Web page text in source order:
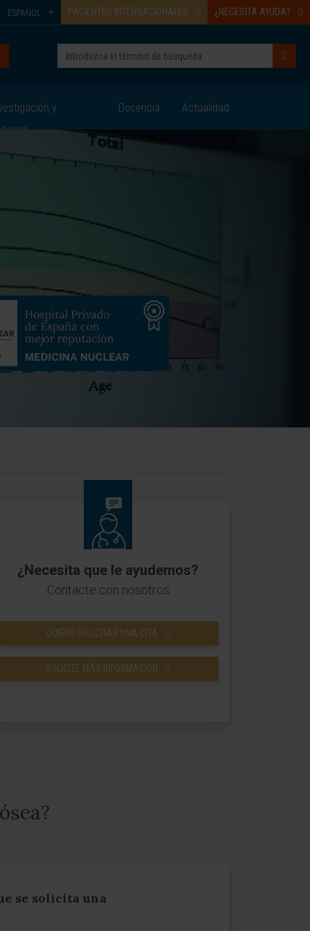
PACIENTES INTERNACIONALES ¿NECESITA AYUDA?
ESPAÑOL
y
Docencia Actualidad
¿Necesita que le ayudemos?
Contacte con nosotros
QUIERO SOLICITAR UNA CITA
SOLICITE MÁS INFORMACIÓN
se solicita una